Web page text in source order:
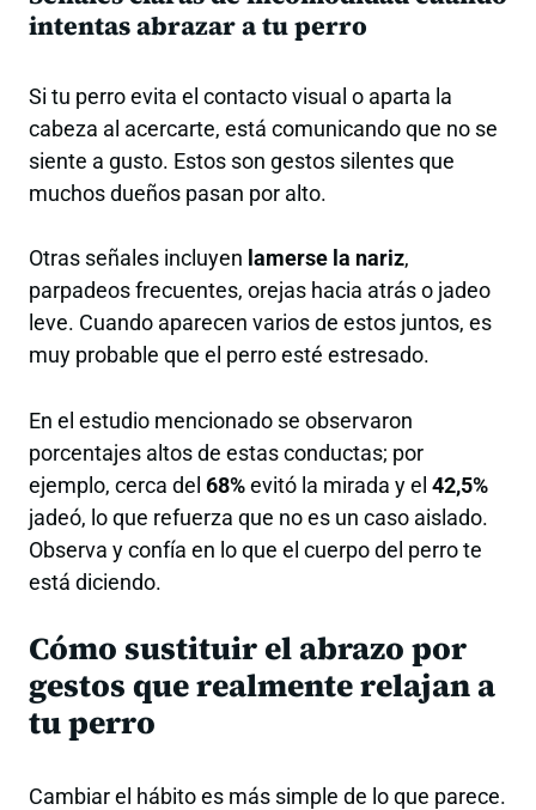
intentas abrazar a tu perro
Si tu perro evita el contacto visual o aparta la
cabeza al acercarte, está comunicando que no se
siente a gusto. Estos son gestos silentes que
muchos dueños pasan por alto.
Otras señales incluyen lamerse la nariz,
parpadeos frecuentes, orejas hacia atrás o jadeo
leve. Cuando aparecen varios de estos juntos, es
muy probable que el perro esté estresado.
En el estudio mencionado se observaron
porcentajes altos de estas conductas; por
ejemplo, cerca del 68%evitó la mirada y el 42,5%
jadeó, lo que refuerza que no es un caso aislado.
Observa y confía en lo que el cuerpo del perro te
está diciendo.
Cómo sustituir el abrazo por
gestos que realmente relajan a
tu perro
Cambiar el hábito es más simple de lo que parece.